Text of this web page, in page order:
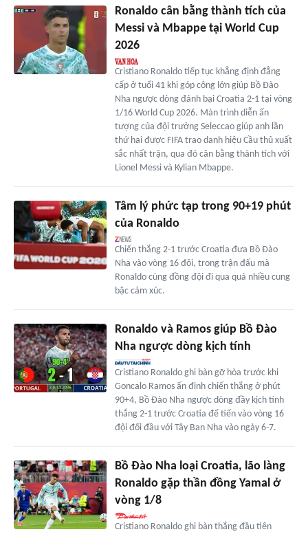
Ronaldo cân bằng thành tích của
Messi và Mbappe tại World Cup
2026
Cristiano Ronaldo tiếp tục khẳng định đẳng
cấp ở tuổi 41 khi góp công lớn giúp Bồ Đào
Nha ngược dòng đánh bại Croatia 2-1 tại vòng
1/16 World Cup 2026. Màn trình diễn ấn
tượng của đội trưởng Seleccao giúp anh lần
thứ hai được FIFA trao danh hiệu Cầu thủ xuất
sắc nhất trận, qua đó cân bằng thành tích với
Lionel Messi và Kylian Mbappe.
Tâm lý phức tạp trong 90+19 phút
của Ronaldo
Chiến thắng 2-1 trước Croatia đưa Bồ Đào
Nha vào vòng 16 đội, trong trận đấu mà
Ronaldo cùng đồng đội đi qua quá nhiều cung
bậc cảm xúc.
Ronaldo và Ramos giúp Bồ Đào
Nha ngược dòng kịch tính
Cristiano Ronaldo ghi bàn gỡ hòa trước khi
Goncalo Ramos ấn định chiến thắng ở phút
90+4, Bồ Đào Nha ngược dòng đầy kịch tính
thắng 2-1 trước Croatia để tiến vào vòng 16
đội đối đầu với Tây Ban Nha vào ngày 6-7.
Bồ Đào Nha loại Croatia, lão làng
Ronaldo gặp thần đồng Yamal ở
vòng 1/8
Cristiano Ronaldo ghi bàn thắng đầu tiên